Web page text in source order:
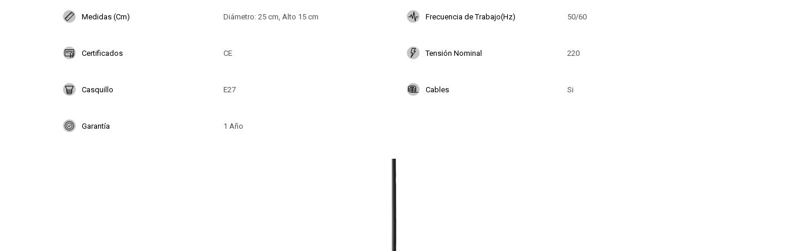
Medidas (Cm) Diámetro: 25 cm, Alto 15 cm Frecuencia de Trabajo(Hz) 50/60
Certificados CE Tensión Nominal 220
Casquillo E27 Cables Si
Garantía 1 Año